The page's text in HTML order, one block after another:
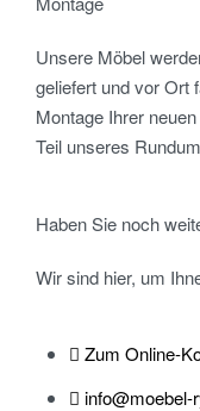
Unsere Möbel
geliefert und vor Ort
Montage Ihrer
Teil unseres
Haben Sie noch
Wir sind hier, um
Zum Online-
info@moebel-